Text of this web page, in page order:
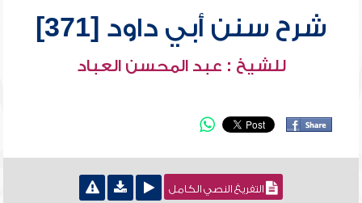
شرح سنن أبي داود [371]
للشيخ : عبد المحسن العباد
التفريغ النصي الكامل